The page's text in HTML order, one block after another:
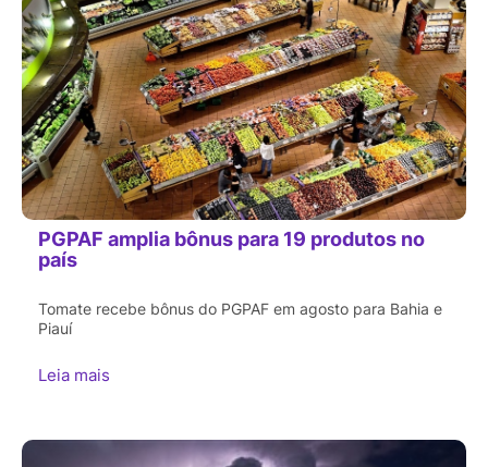
PGPAF amplia bônus para 19 produtos no
país
Tomate recebe bônus do PGPAF em agosto para Bahia e
Piauí
Leia mais